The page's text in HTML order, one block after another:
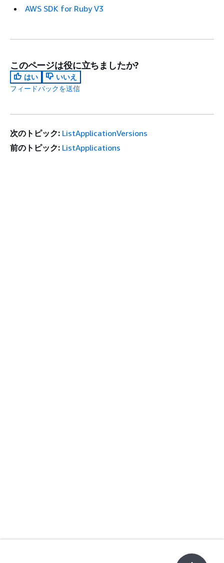
AWS SDK for Ruby V3
このページは役に立ちましたか?
はい
いいえ
フィードバックを送信
次のトピック: ListApplicationVersions
前のトピック: ListApplications